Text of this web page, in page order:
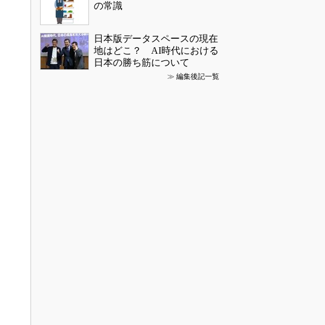
の常識
日本版データスペースの現在
地はどこ？ AI時代における
日本の勝ち筋について
≫ 編集後記一覧